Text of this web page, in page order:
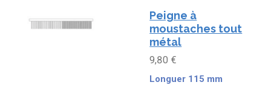
Peigne à
moustaches tout
métal
9,80 €
Longuer 115 mm